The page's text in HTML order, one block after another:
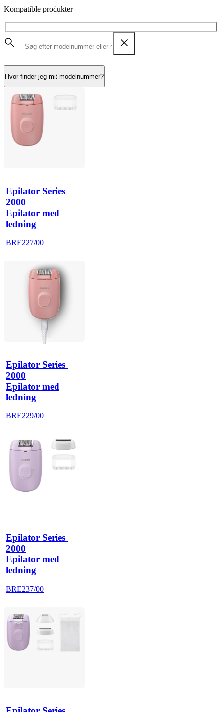
Kompatible produkter
Hvor finder jeg mit modelnummer?
Epilator Series
2000
Epilator med
ledning
BRE227/00
Epilator Series
2000
Epilator med
ledning
BRE229/00
Epilator Series
2000
Epilator med
ledning
BRE237/00